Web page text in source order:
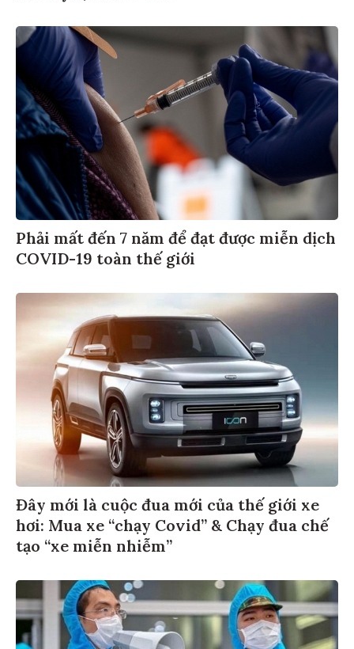
Phải mất đến 7 năm để đạt được miễn dịch
COVID-19 toàn thế giới
Đây mới là cuộc đua mới của thế giới xe
hơi: Mua xe “chạy Covid” & Chạy đua chế
tạo “xe miễn nhiễm”